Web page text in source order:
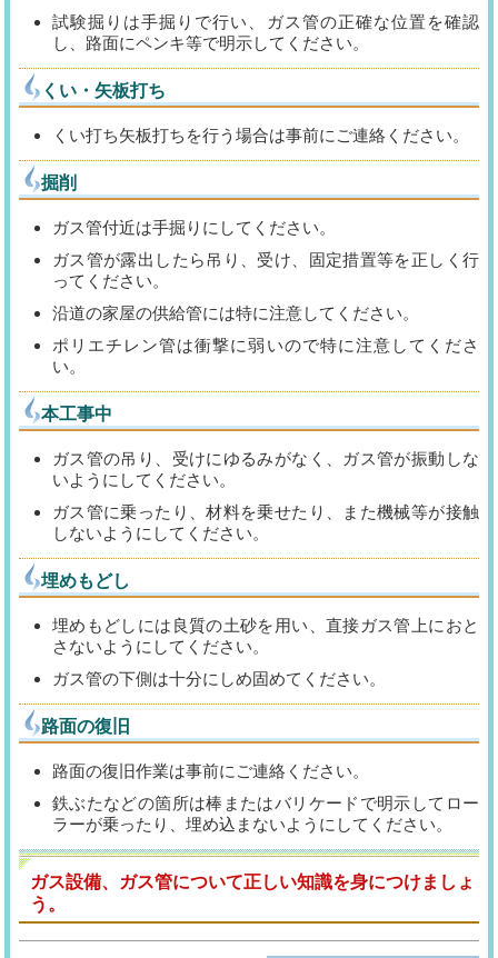
試験掘りは手掘りで行い、ガス管の正確な位置を確認
し、路面にペンキ等で明示してください。
くい・矢板打ち
くい打ち矢板打ちを行う場合は事前にご連絡ください。
掘削
ガス管付近は手掘りにしてください。
ガス管が露出したら吊り、受け、固定措置等を正しく行
ってください。
沿道の家屋の供給管には特に注意してください。
ポリエチレン管は衝撃に弱いので特に注意してくださ
い。
本工事中
ガス管の吊り、受けにゆるみがなく、ガス管が振動しな
いようにしてください。
ガス管に乗ったり、材料を乗せたり、また機械等が接触
しないようにしてください。
埋めもどし
埋めもどしには良質の土砂を用い、直接ガス管上におと
さないようにしてください。
ガス管の下側は十分にしめ固めてください。
路面の復旧
路面の復旧作業は事前にご連絡ください。
鉄ぶたなどの箇所は棒またはバリケードで明示してロー
ラーが乗ったり、埋め込まないようにしてください。
ガス設備、ガス管について正しい知識を身につけましょ
う。